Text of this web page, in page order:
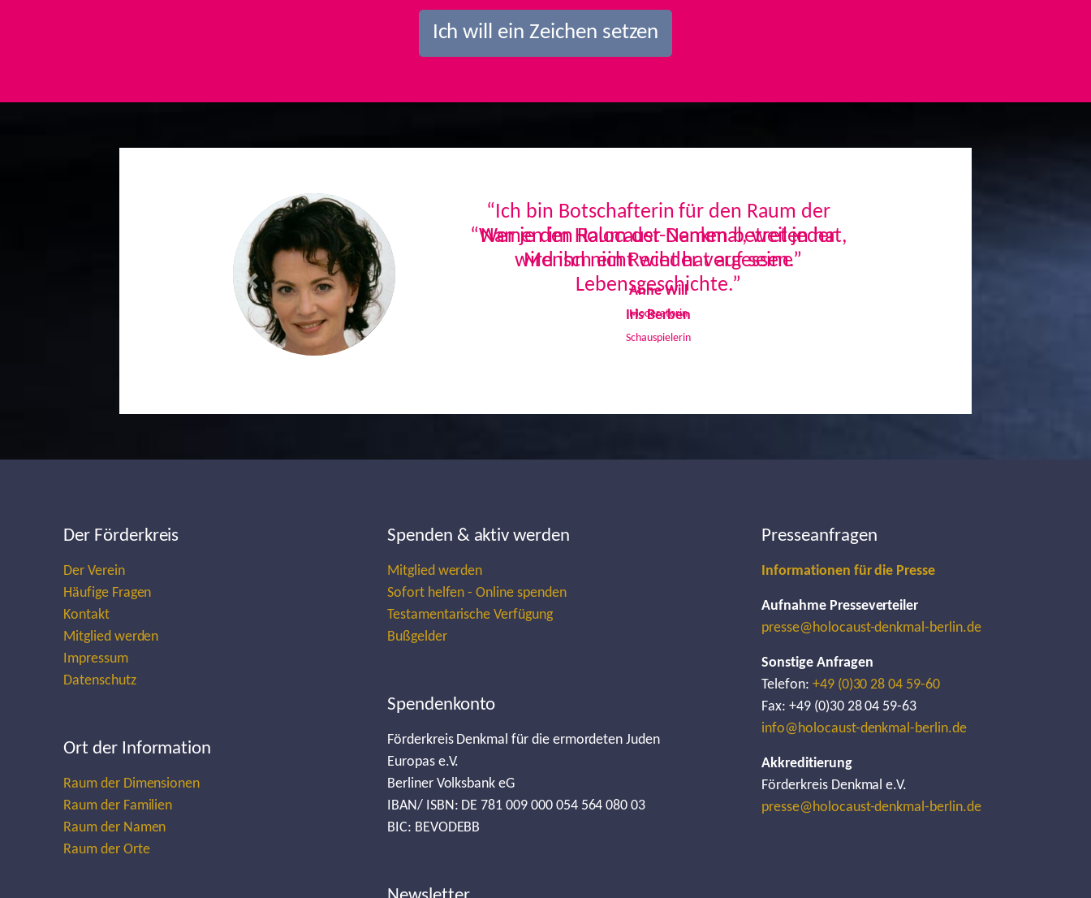
Ich will ein Zeichen setzen
“Ich bin Botschafterin für den Raum der
Namen im Holocaust-Denkmal, weil jeder
Mensch ein Recht hat auf seine
Lebensgeschichte.”
Iris Berben
Schauspielerin
Previous
Der Förderkreis
Der Verein
Häufige Fragen
Kontakt
Mitglied werden
Impressum
Datenschutz
Ort der Information
Raum der Dimensionen
Raum der Familien
Raum der Namen
Raum der Orte
Spenden & aktiv werden
Mitglied werden
Sofort helfen - Online spenden
Testamentarische Verfügung
Bußgelder
Spendenkonto
Förderkreis Denkmal für die ermordeten Juden
Europas e.V.
Berliner Volksbank eG
IBAN/ ISBN: DE 781 009 000 054 564 080 03
BIC: BEVODEBB
Presseanfragen
Informationen für die Presse
Aufnahme Presseverteiler
presse@holocaust-denkmal-berlin.de
Sonstige Anfragen
Telefon: +49 (0)30 28 04 59-60
Fax: +49 (0)30 28 04 59-63
info@holocaust-denkmal-berlin.de
Akkreditierung
Förderkreis Denkmal e.V.
presse@holocaust-denkmal-berlin.de